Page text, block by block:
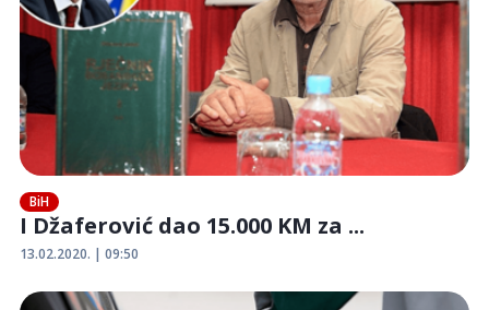
BiH
I Džaferović dao 15.000 KM za ...
13.02.2020. | 09:50